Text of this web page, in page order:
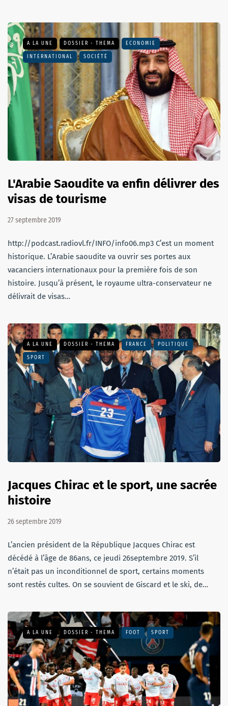
A LA UNE DOSSIER - THEMA ECONOMIE
INTERNATIONAL SOCIÉTÉ
L'Arabie Saoudite va enfin délivrer des
visas de tourisme
27 septembre 2019
http://podcast.radiovl.fr/INFO/info06.mp3 C’est un moment
historique. L’Arabie saoudite va ouvrir ses portes aux
vacanciers internationaux pour la première fois de son
histoire. Jusqu’à présent, le royaume ultra-conservateur ne
délivrait de visas…
A LA UNE DOSSIER - THEMA FRANCE POLITIQUE
SPORT
Jacques Chirac et le sport, une sacrée
histoire
26 septembre 2019
L’ancien président de la République Jacques Chirac est
décédé à l’âge de 86ans, ce jeudi 26septembre 2019. S’il
n’était pas un inconditionnel de sport, certains moments
sont restés cultes. On se souvient de Giscard et le ski, de…
A LA UNE DOSSIER - THEMA FOOT SPORT